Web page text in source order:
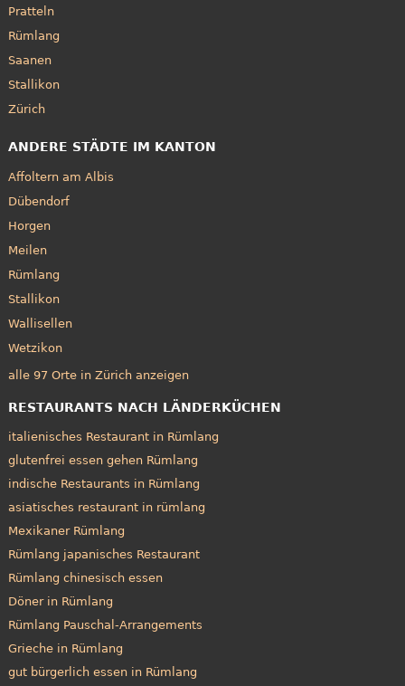
Pratteln
Rümlang
Saanen
Stallikon
Zürich
ANDERE STÄDTE IM KANTON
Affoltern am Albis
Dübendorf
Horgen
Meilen
Rümlang
Stallikon
Wallisellen
Wetzikon
alle 97 Orte in Zürich anzeigen
RESTAURANTS NACH LÄNDERKÜCHEN
italienisches Restaurant in Rümlang
glutenfrei essen gehen Rümlang
indische Restaurants in Rümlang
asiatisches restaurant in rümlang
Mexikaner Rümlang
Rümlang japanisches Restaurant
Rümlang chinesisch essen
Döner in Rümlang
Rümlang Pauschal-Arrangements
Grieche in Rümlang
gut bürgerlich essen in Rümlang